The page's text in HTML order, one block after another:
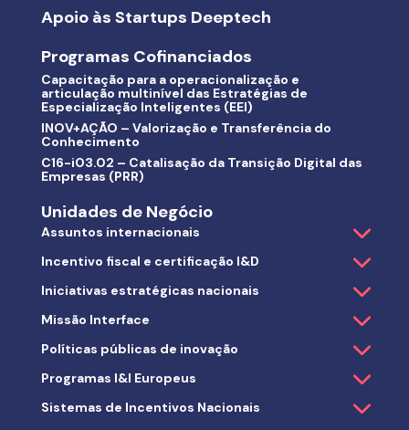
Apoio às Startups Deeptech
Programas Cofinanciados
Capacitação para a operacionalização e
articulação multinível das Estratégias de
Especialização Inteligentes (EEI)
INOV+AÇÃO – Valorização e Transferência do
Conhecimento
C16-i03.02 – Catalisação da Transição Digital das
Empresas (PRR)
Unidades de Negócio
Assuntos internacionais
Incentivo fiscal e certificação I&D
Iniciativas estratégicas nacionais
Missão Interface
Políticas públicas de inovação
Programas I&I Europeus
Sistemas de Incentivos Nacionais